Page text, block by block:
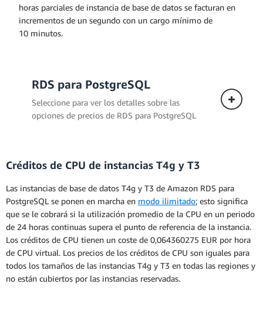
horas parciales de instancia de base de datos se facturan en
incrementos de un segundo con un cargo mínimo de
10 minutos.
RDS para PostgreSQL
Seleccione para ver los detalles sobre las
opciones de precios de RDS para PostgreSQL
Despliegue single-AZ
Los siguientes precios se aplican a una
instancia de base de datos implementada
en una única zona de disponibilidad.
Despliegue multi-AZ (una instancia en
espera)
Créditos de CPU de instancias T4g y T3
Las instancias de base de datos T4g y T3 de Amazon RDS para
PostgreSQL se ponen en marcha en modo ilimitado; esto significa
que se le cobrará si la utilización promedio de la CPU en un periodo
de 24 horas continuas supera el punto de referencia de la instancia.
Los créditos de CPU tienen un coste de 0,064360275 EUR por hora
de CPU virtual. Los precios de los créditos de CPU son iguales para
todos los tamaños de las instancias T4g y T3 en todas las regiones y
no están cubiertos por las instancias reservadas.